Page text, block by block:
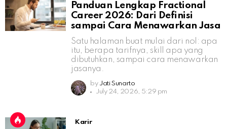
Panduan Lengkap Fractional
Career 2026: Dari Definisi
sampai Cara Menawarkan Jasa
Satu halaman buat mulai dari nol: apa
itu, berapa tarifnya, skill apa yang
dibutuhkan, sampai cara menawarkan
jasanya.
by Jati Sunarto
July 24, 2026, 5:29 pm
Karir